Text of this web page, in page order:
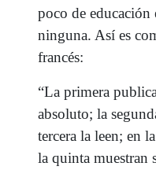
poco de educación
ninguna. Así es
francés:
“La primera
absoluto; la
tercera la leen; en
la quinta muestran